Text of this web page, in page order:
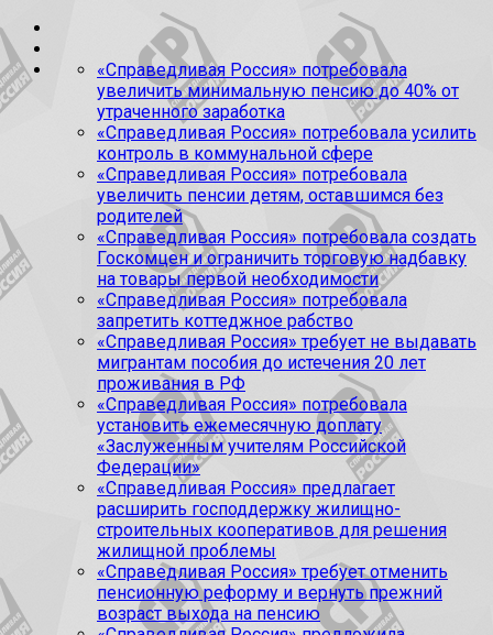
«Справедливая Россия» потребовала
увеличить минимальную пенсию до 40% от
утраченного заработка
«Справедливая Россия» потребовала усилить
контроль в коммунальной сфере
«Справедливая Россия» потребовала
увеличить пенсии детям, оставшимся без
родителей
«Справедливая Россия» потребовала создать
Госкомцен и ограничить торговую надбавку
на товары первой необходимости
«Справедливая Россия» потребовала
запретить коттеджное рабство
«Справедливая Россия» требует не выдавать
мигрантам пособия до истечения 20 лет
проживания в РФ
«Справедливая Россия» потребовала
установить ежемесячную доплату
«Заслуженным учителям Российской
Федерации»
«Справедливая Россия» предлагает
расширить господдержку жилищно-
строительных кооперативов для решения
жилищной проблемы
«Справедливая Россия» требует отменить
пенсионную реформу и вернуть прежний
возраст выхода на пенсию